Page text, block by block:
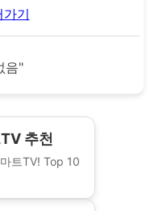
기
음"
추천
트TV! Top 10